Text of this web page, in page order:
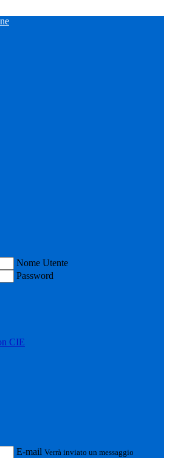
Nome Utente
Password
CIE
E-mail Verrà inviato un messaggio